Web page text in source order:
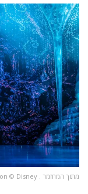
מתוך המחזמר . Johan Persson ©️ Disney